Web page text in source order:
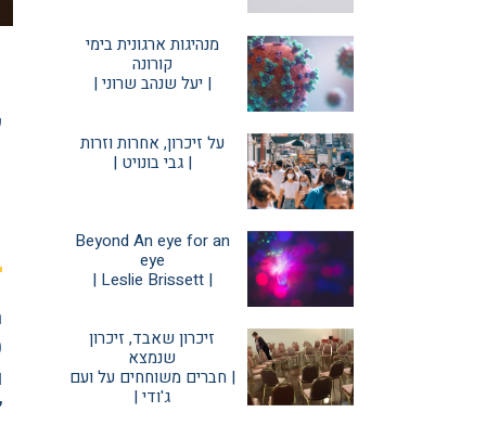
מנהיגות ארגונית בימי
קורונה
| יעל שנהב שרוני |
על זיכרון, אחרות וזרות
| גבי בונויט |
Beyond An eye for an
eye
| Leslie Brissett |
זיכרון שאבד, זיכרון
שנמצא
| חברים משוחחים על ועם
ג'ודי |